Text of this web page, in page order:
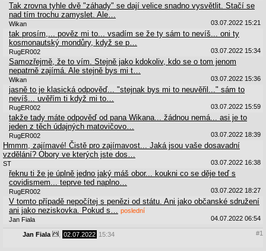
Tak zrovna tyhle dvě "záhady" se dají velice snadno vysvětlit. Stačí se
nad tím trochu zamyslet. Ale…
Wikan 03.07.2022 15:21
tak prosím,... pověz mi to... vsadím se že ty sám to nevíš... oni ty
kosmonautský mondůry, když se p…
RugER002 03.07.2022 15:34
Samozřejmě, že to vím. Stejně jako kdokoliv, kdo se o tom jenom
nepatrně zajímá. Ale stejně bys mi t…
Wikan 03.07.2022 15:36
jasně to je klasická odpověď... "stejnak bys mi to neuvěřil..." sám to
nevíš... uvěřím ti když mi to…
RugER002 03.07.2022 15:59
takže tady máte odpověď od pana Wikana... žádnou nemá... asi je to
jeden z těch údajných matovičovo…
RugER002 03.07.2022 18:39
Hmmm, zajímavé! Čistě pro zajímavost... Jaká jsou vaše dosavadní
vzdělání? Obory ve kterých jste dos…
ST 03.07.2022 16:38
řeknu ti že je úplně jedno jaký máš obor... koukni co se děje teď s
covidismem... teprve ted naplno…
RugER002 03.07.2022 18:27
V tomto případě nepočítej s penězi od státu. Ani jako občanské sdružení
ani jako neziskovka. Pokud s…
poslední
Jan Fiala
04.07.2022 06:54
Jan Fiala 02.07.2022 15:34 #1